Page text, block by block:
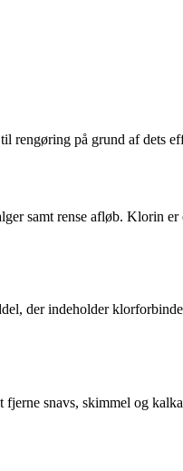
på grund af dets
samt rense afløb. Klorin
der indeholder
snavs, skimmel og